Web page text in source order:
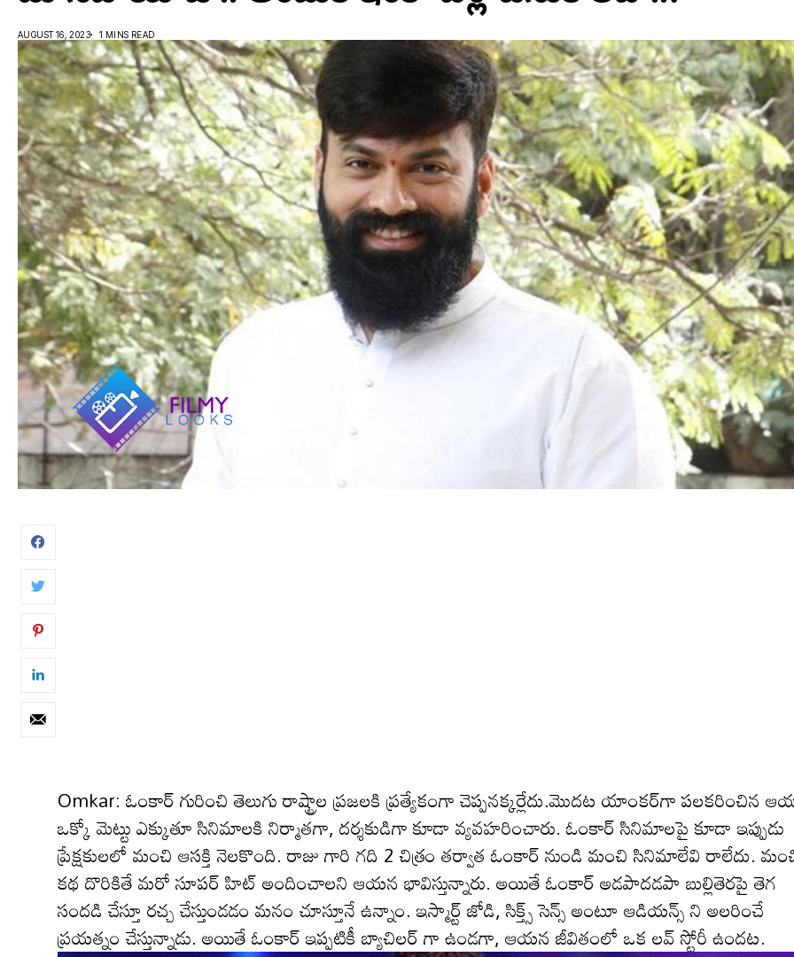
AUGUST 16, 2023 1 MINS READ
Omkar: ఓంకార్ గురించి తెలుగు రాష్ట్రాల ప్ర‌జ‌ల‌కి ప్ర‌త్యేకంగా చెప్ప‌న‌క్క‌ర్లేదు.మొద‌ట‌ యాంక‌ర్‌గా ప‌లక‌రించిన
ఒక్కో మెట్టు ఎక్కుతూ సినిమాల‌కి నిర్మాత‌గా, ద‌ర్శ‌కుడిగా కూడా వ్య‌వ‌హ‌రించారు. ఓంకార్ సినిమాలపై కూడా ఇప్పుడు
ప్రేక్ష‌కుల‌లో మంచి ఆస‌క్తి నెల‌కొంది. రాజు గారి గ‌ది 2 చిత్రం త‌ర్వాత ఓంకార్ నుండి మంచి సినిమాలేవి రాలేదు.
క‌థ దొరికితే మరో సూప‌ర్ హిట్ అందించాల‌ని ఆయ‌న భావిస్తున్నారు. అయితే ఓంకార్ అడ‌పాద‌డ‌పా బుల్లితెర‌పై తెగ
సంద‌డి చేస్తూ ర‌చ్చ చేస్తుండ‌డం మనం చూస్తూనే ఉన్నాం. ఇస్మార్ట్ జోడి, సిక్త్స్ సెన్స్ అంటూ ఆడియన్స్ ని అల‌రించే
ప్ర‌య‌త్నం చేస్తున్నాడు. అయితే ఓంకార్ ఇప్ప‌టికీ బ్యాచిల‌ర్ గా ఉండ‌గా, ఆయన జీవితంలో ఒక ల‌వ్ స్టోరీ ఉంద‌ట‌.